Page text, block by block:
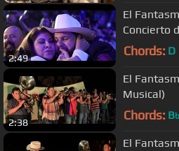
2:49
El
Concierto
Chords: D
2:38
El
Musical)
Chords: Bb
El